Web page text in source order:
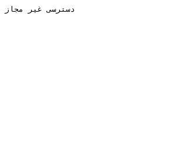
دسترسی غیر مجاز